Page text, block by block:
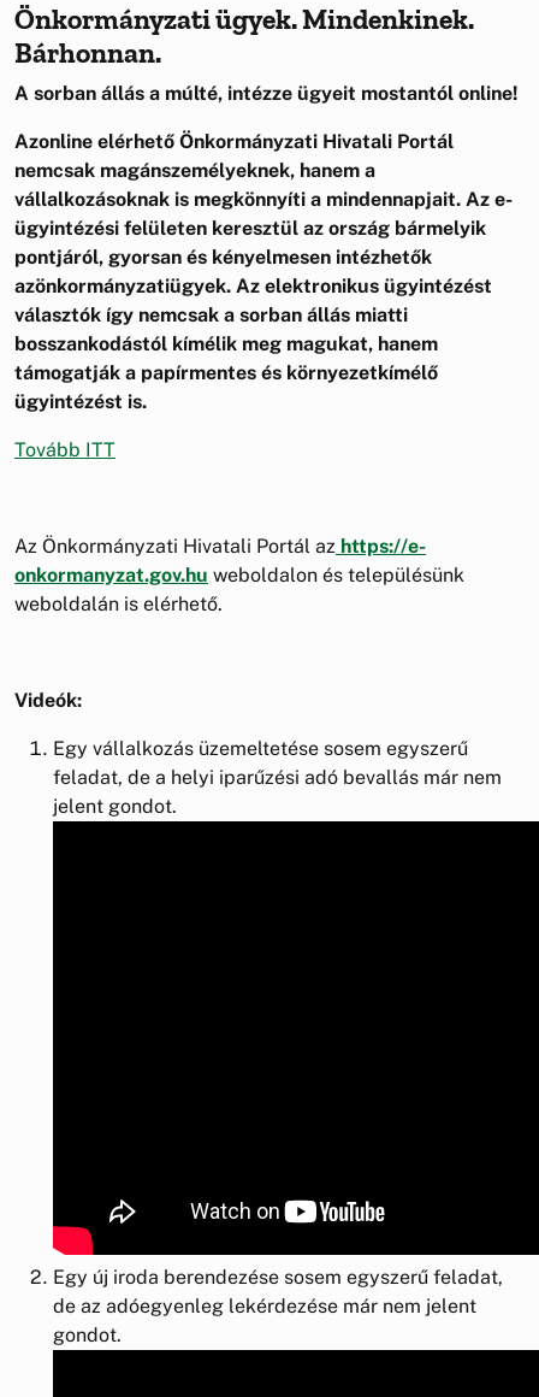
Önkormányzati ügyek. Mindenkinek.
Bárhonnan.
A sorban állás a múlté, intézze ügyeit mostantól online!
Azonline elérhető Önkormányzati Hivatali Portál
nemcsak magánszemélyeknek, hanem a
vállalkozásoknak is megkönnyíti a mindennapjait. Az e-
ügyintézési felületen keresztül az ország bármelyik
pontjáról, gyorsan és kényelmesen intézhetők
azönkormányzatiügyek. Az elektronikus ügyintézést
választók így nemcsak a sorban állás miatti
bosszankodástól kímélik meg magukat, hanem
támogatják a papírmentes és környezetkímélő
ügyintézést is.
Tovább ITT
Az Önkormányzati Hivatali Portál az https://e-
onkormanyzat.gov.hu weboldalon és településünk
weboldalán is elérhető.
Videók:
Egy vállalkozás üzemeltetése sosem egyszerű
feladat, de a helyi iparűzési adó bevallás már nem
jelent gondot.
Egy új iroda berendezése sosem egyszerű feladat,
de az adóegyenleg lekérdezése már nem jelent
gondot.